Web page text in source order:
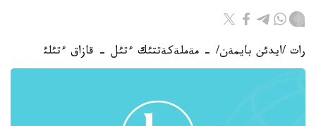
رات /ايدئن بايمةن/ - مةملةكةتتئك ءتئل - قازاق ءتئلئ